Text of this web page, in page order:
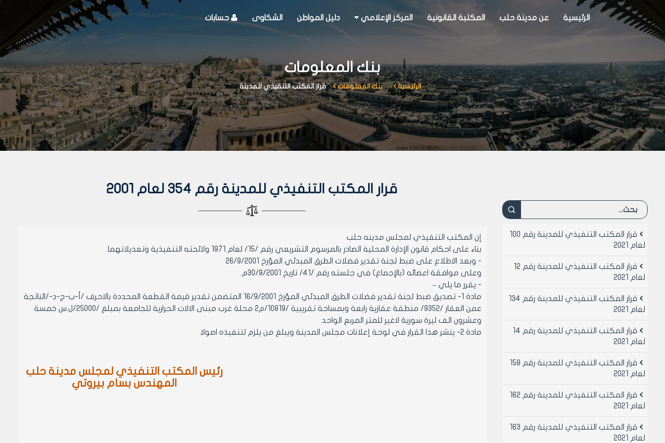
الرئيسية عن مدينة حلب المكتبة القانونية المركز الإعلامي دليل المواطن الشكاوى حسابات
بنك المعلومات
الرئيسية بنك المعلومات قرار المكتب التنفيذي للمدينة
قرار المكتب التنفيذي للمدينة رقم 354 لعام 2001
إن المكتب التنفيذي لمجلس مدينه حلب
بناء على احكام قانون الإدارة المحلية الصادر بالمرسوم التشريعي رقم /15/ لعام 1971 ولائحته التنفيذية وتعديلاتهما.
- وبعد الاطلاع على ضبط لجنة تقدير فضلات الطرق المبدئي المؤرخ 26/9/2001
وعلى موافقة اعضائه (بالإجماع) في جلسته رقم /41/ تاريخ 30/9/2001م.
- يقرر ما يلي –
مادة 1- تصديق ضبط لجنة تقدير فضلات الطرق المبدئي المؤرخ 16/9/2001 المتضمن تقدير قيمة القطعة المحددة بالاحرف /أ-ب-ج-د-/الناتجة
عمن العقار /9352/ منطقة عقارية رابعة وبمساحة تقريبية /10819/م2 محلة غرب مبنى الالات الحرارية للجامعة بمبلغ /25000/ل.س خمسة
وعشرون الف ليرة سورية لاغير للمتر المربع الواحد
مادة 2- ينشر هذا القرار في لوحة إعلانات مجلس المدينة ويبلغ من يلزم لتنفيذه اصولا
رئيس المكتب التنفيذي لمجلس مدينة حلب
المهندس بسام بيروتي
قرار المكتب التنفيذي للمدينة رقم 100
لعام 2021
قرار المكتب التنفيذي للمدينة رقم 12
لعام 2021
قرار المكتب التنفيذي للمدينة رقم 134
لعام 2021
قرار المكتب التنفيذي للمدينة رقم 14
لعام 2021
قرار المكتب التنفيذي للمدينة رقم 158
لعام 2021
قرار المكتب التنفيذي للمدينة رقم 162
لعام 2021
قرار المكتب التنفيذي للمدينة رقم 163
لعام 2021